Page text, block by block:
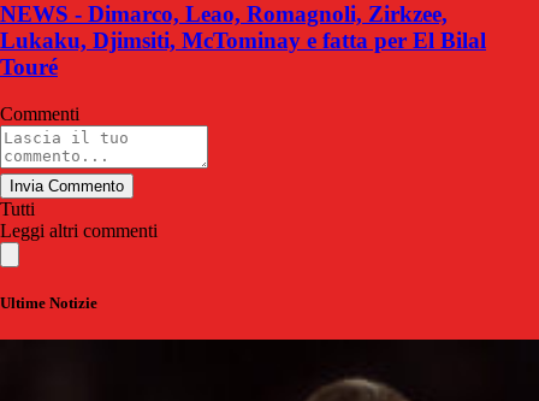
NEWS - Dimarco, Leao, Romagnoli, Zirkzee,
Lukaku, Djimsiti, McTominay e fatta per El Bilal
Touré
Commenti
Invia Commento
Tutti
Leggi altri commenti
Ultime Notizie